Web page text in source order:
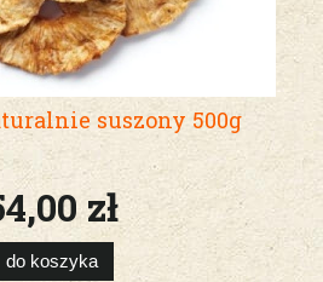
suszony 500g
zł
do koszyka